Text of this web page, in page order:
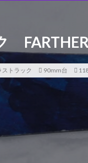
ストラック 90mm台